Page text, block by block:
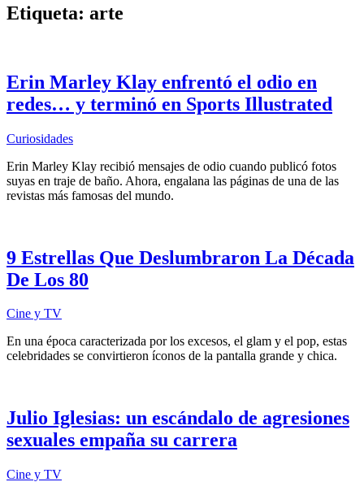
Etiqueta: arte
Erin Marley Klay enfrentó el odio en
redes… y terminó en Sports Illustrated
Curiosidades
Erin Marley Klay recibió mensajes de odio cuando publicó fotos
suyas en traje de baño. Ahora, engalana las páginas de una de las
revistas más famosas del mundo.
9 Estrellas Que Deslumbraron La Década
De Los 80
Cine y TV
En una época caracterizada por los excesos, el glam y el pop, estas
celebridades se convirtieron íconos de la pantalla grande y chica.
Julio Iglesias: un escándalo de agresiones
sexuales empaña su carrera
Cine y TV